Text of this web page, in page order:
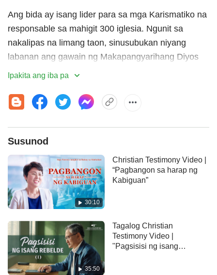
Ang bida ay isang lider para sa mga Karismatiko na
responsable sa mahigit 300 iglesia. Ngunit sa
nakalipas na limang taon, sinusubukan niyang
labanan ang gawain ng Makapangyarihang Diyos
sa mga huling araw, isinasara ang kanyang iglesia
sa tunay na daan. Ano ang gumising sa kanya sa
wakas at umakay sa kanya papasok sa
sambahayan ng Makapangyarihang Diyos? At bakit
siya nakakaramdam ng napakalalim na
Ipakita ang iba pa
Susunod
30:10
Christian Testimony Video |
“Pagbangon sa harap ng
Kabiguan”
35:50
Tagalog Christian
Testimony Video |
"Pagsisisi ng isang